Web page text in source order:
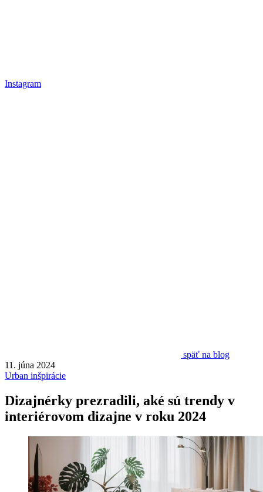
Instagram
späť na blog
11. júna 2024
Urban inšpirácie
Dizajnérky prezradili, aké sú trendy v
interiérovom dizajne v roku 2024